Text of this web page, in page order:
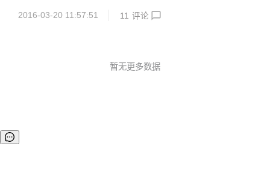
加对body参数的支持 3、对平台的各模块代码进行了部分重
试工具 7、抽离出了公共的phoenix_common模块 8、重构了
2016-03-20 11:57:51 11 评论
暂无更多数据